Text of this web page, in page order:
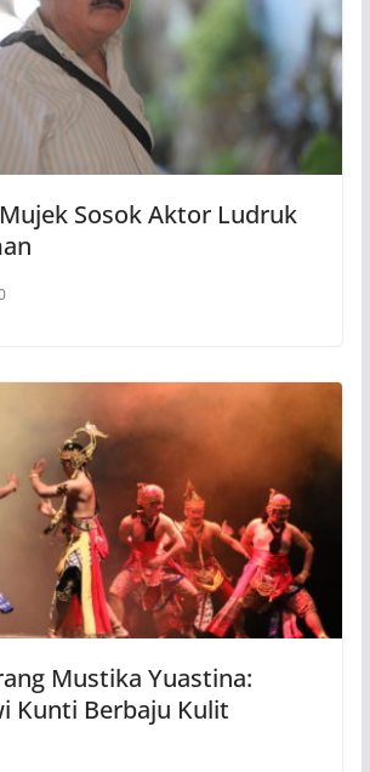
Sosok Aktor Ludruk
Mustika Yuastina:
Kunti Berbaju Kulit